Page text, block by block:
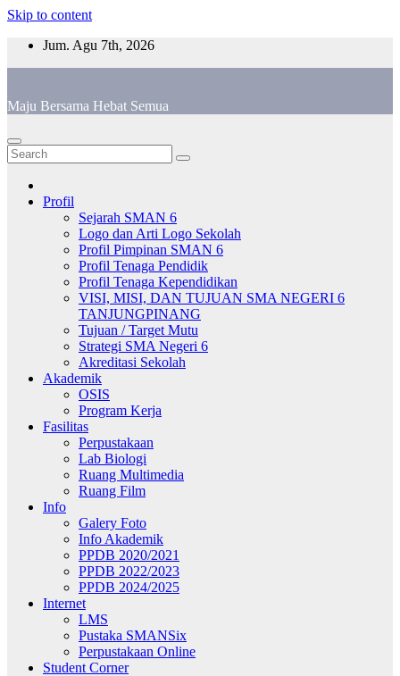
Skip to content
Jum. Agu 7th, 2026
Maju Bersama Hebat Semua
Profil
Sejarah SMAN 6
Logo dan Arti Logo Sekolah
Profil Pimpinan SMAN 6
Profil Tenaga Pendidik
Profil Tenaga Kependidikan
VISI, MISI, DAN TUJUAN SMA NEGERI 6
TANJUNGPINANG
Tujuan / Target Mutu
Strategi SMA Negeri 6
Akreditasi Sekolah
Akademik
OSIS
Program Kerja
Fasilitas
Perpustakaan
Lab Biologi
Ruang Multimedia
Ruang Film
Info
Galery Foto
Info Akademik
PPDB 2020/2021
PPDB 2022/2023
PPDB 2024/2025
Internet
LMS
Pustaka SMANSix
Perpustakaan Online
Student Corner